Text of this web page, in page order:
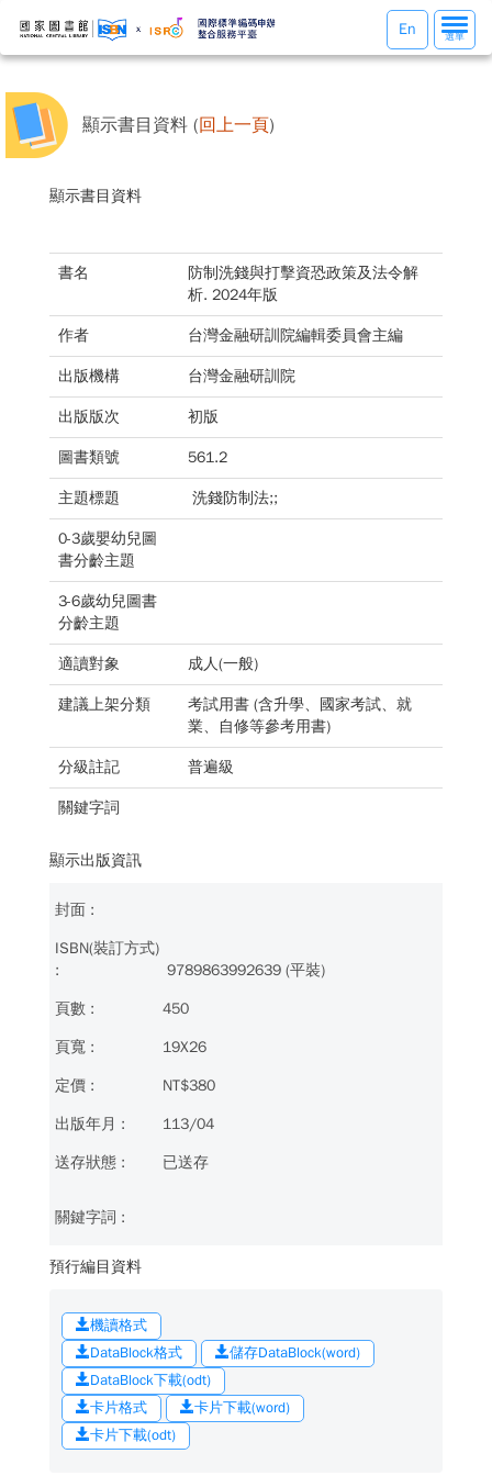
選
單
選單
En
顯示書目資料 (回上一頁)
顯示書目資料
書名
防制洗錢與打擊資恐政策及法令解
析. 2024年版
作者 台灣金融研訓院編輯委員會主編
出版機構 台灣金融研訓院
出版版次 初版
圖書類號 561.2
主題標題 洗錢防制法;;
0-3歲嬰幼兒圖
書分齡主題
3-6歲幼兒圖書
分齡主題
適讀對象 成人(一般)
建議上架分類
考試用書 (含升學、國家考試、就
業、自修等參考用書)
分級註記 普遍級
關鍵字詞
顯示出版資訊
9789863992639 (平裝)
450
19X26
NT$380
113/04
已送存
預行編目資料
機讀格式
DataBlock格式
儲存DataBlock(word)
DataBlock下載(odt)
卡片格式
卡片下載(word)
卡片下載(odt)